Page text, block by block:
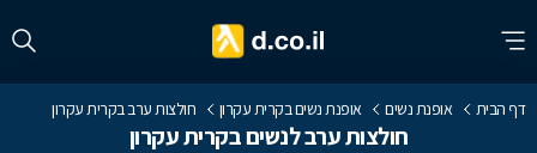
דף הבית אופנת נשים אופנת נשים בקרית עקרון חולצות ערב בקרית עקרון
חולצות ערב לנשים בקרית עקרון